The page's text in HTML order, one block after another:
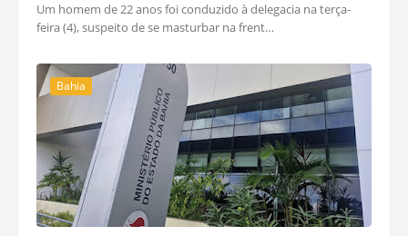
Um homem de 22 anos foi conduzido à delegacia na terça-
feira (4), suspeito de se masturbar na frent…
Bahia